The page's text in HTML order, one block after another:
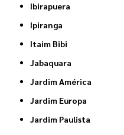
Ibirapuera
Ipiranga
Itaim Bibi
Jabaquara
Jardim América
Jardim Europa
Jardim Paulista